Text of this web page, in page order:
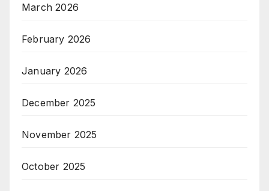
March 2026
February 2026
January 2026
December 2025
November 2025
October 2025